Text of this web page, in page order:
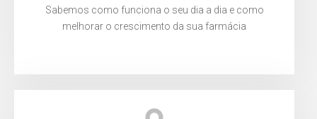
Sabemos como funciona o seu dia a dia e como
melhorar o crescimento da sua farmácia